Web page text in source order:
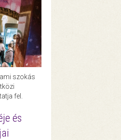
szokás
fel.
és